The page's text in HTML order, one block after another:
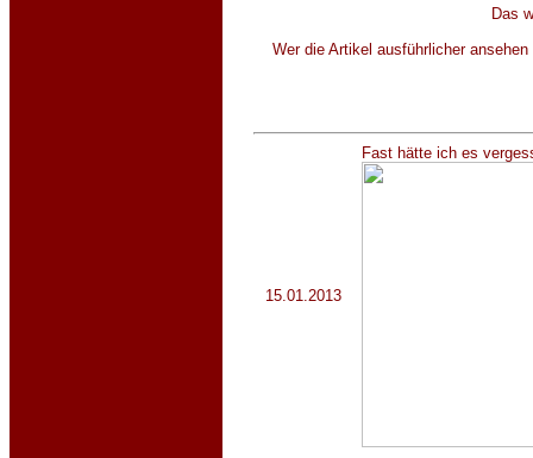
Das
Wer die Artikel ausführlicher
15.01.2013
Fast hätte ich es